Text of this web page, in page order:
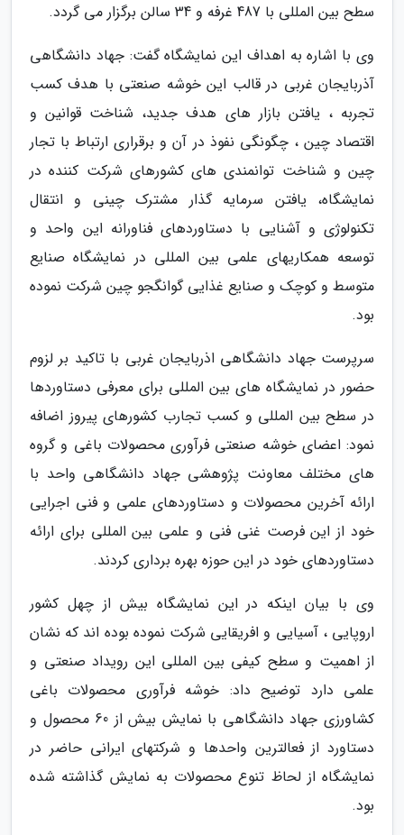
سطح بین المللی با 487 غرفه و 34 سالن برگزار می گردد.
وی با اشاره به اهداف این نمایشگاه گفت: جهاد دانشگاهی
آذربایجان غربی در قالب این خوشه صنعتی با هدف کسب
تجربه ، یافتن بازار های هدف جدید، شناخت قوانین و
اقتصاد چین ، چگونگی نفوذ در آن و برقراری ارتباط با تجار
چین و شناخت توانمندی های کشورهای شرکت کننده در
نمایشگاه، یافتن سرمایه گذار مشترک چینی و انتقال
تکنولوژی و آشنایی با دستاوردهای فناورانه این واحد و
توسعه همکاریهای علمی بین المللی در نمایشگاه صنایع
متوسط و کوچک و صنایع غذایی گوانگجو چین شرکت نموده
بود.
سرپرست جهاد دانشگاهی اذربایجان غربی با تاکید بر لزوم
حضور در نمایشگاه های بین المللی برای معرفی دستاوردها
در سطح بین المللی و کسب تجارب کشورهای پیروز اضافه
نمود: اعضای خوشه صنعتی فرآوری محصولات باغی و گروه
های مختلف معاونت پژوهشی جهاد دانشگاهی واحد با
ارائه آخرین محصولات و دستاوردهای علمی و فنی اجرایی
خود از این فرصت غنی فنی و علمی بین المللی برای ارائه
دستاوردهای خود در این حوزه بهره برداری کردند.
وی با بیان اینکه در این نمایشگاه بیش از چهل کشور
اروپایی ، آسیایی و افریقایی شرکت نموده بوده اند که نشان
از اهمیت و سطح کیفی بین المللی این رویداد صنعتی و
علمی دارد توضیح داد: خوشه فرآوری محصولات باغی
کشاورزی جهاد دانشگاهی با نمایش بیش از 60 محصول و
دستاورد از فعالترین واحدها و شرکتهای ایرانی حاضر در
نمایشگاه از لحاظ تنوع محصولات به نمایش گذاشته شده
بود.